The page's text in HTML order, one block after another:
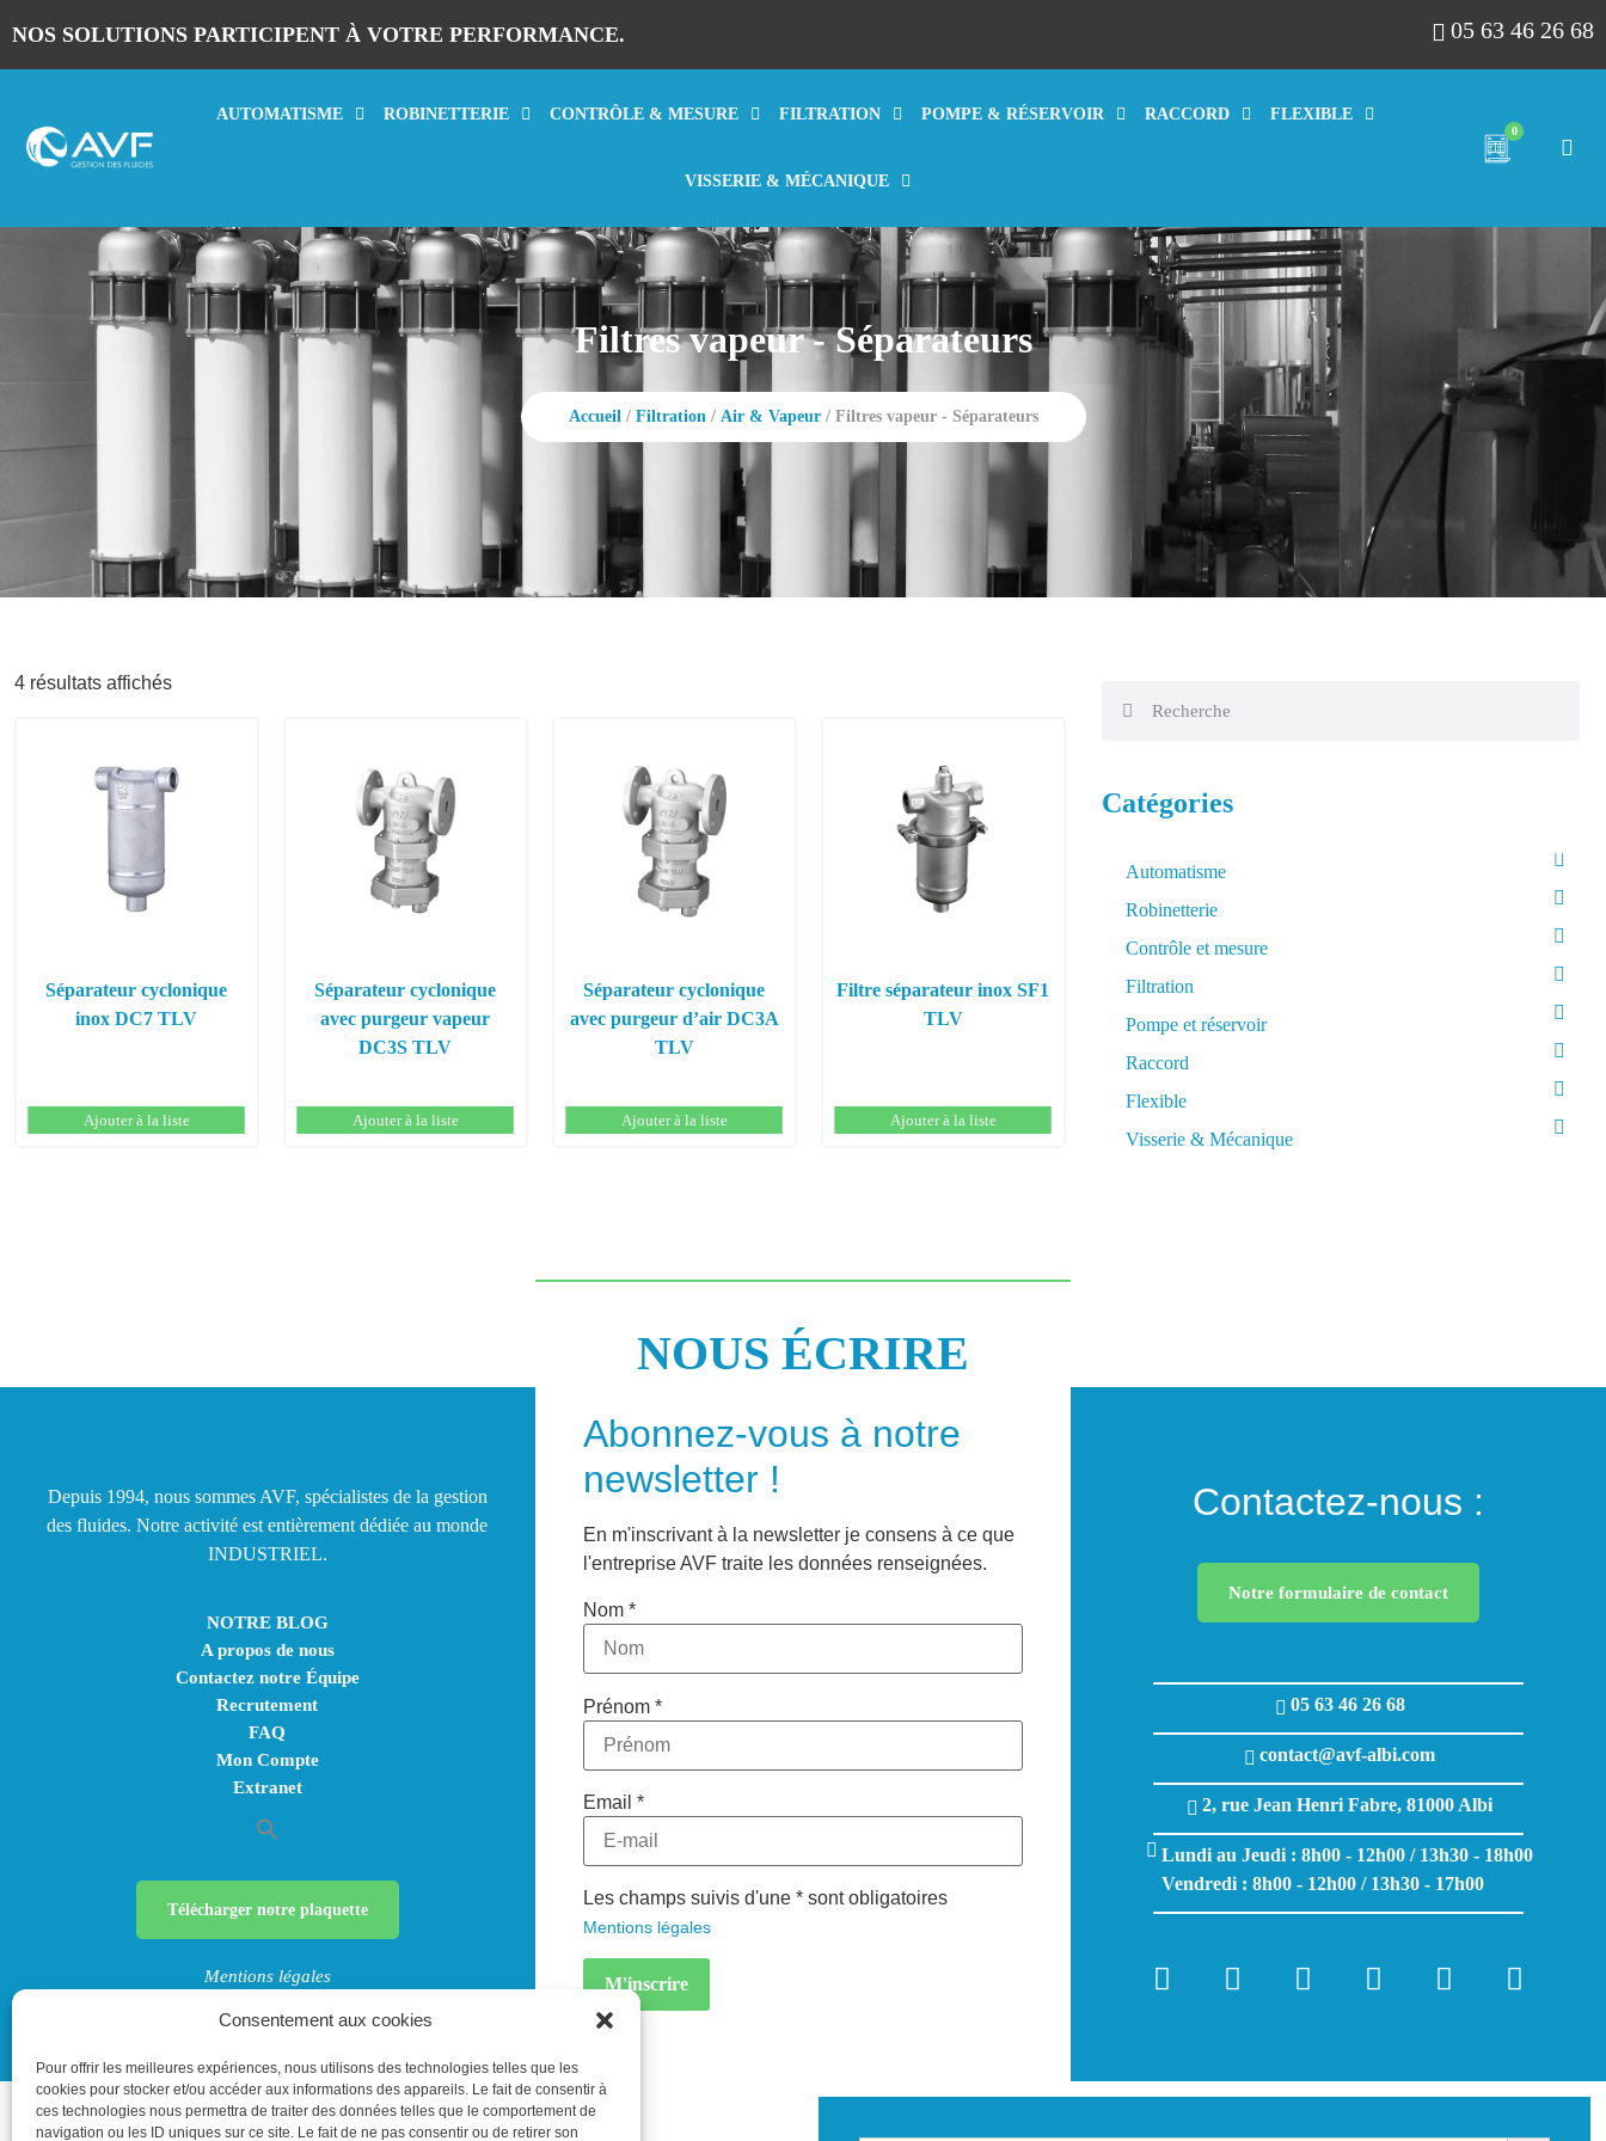
Consentement aux cookies
Pour offrir les meilleures expériences, nous utilisons des technologies telles que les
cookies pour stocker et/ou accéder aux informations des appareils. Le fait de consentir à
ces technologies nous permettra de traiter des données telles que le comportement de
navigation ou les ID uniques sur ce site. Le fait de ne pas consentir ou de retirer son
NOS SOLUTIONS PARTICIPENT À VOTRE PERFORMANCE. 05 63 46 26 68
AUTOMATISME ROBINETTERIE CONTRÔLE & MESURE FILTRATION POMPE & RÉSERVOIR RACCORD FLEXIBLE
VISSERIE & MÉCANIQUE
0
Filtres vapeur - Séparateurs
Accueil/ Filtration/ Air & Vapeur/ Filtres vapeur - Séparateurs
4 résultats affichés
Séparateur cyclonique
inox DC7 TLV
Ajouter à la liste
Séparateur cyclonique
avec purgeur vapeur
DC3S TLV
Ajouter à la liste
Séparateur cyclonique
avec purgeur d’air DC3A
TLV
Ajouter à la liste
Filtre séparateur inox SF1
TLV
Ajouter à la liste
Catégories
Automatisme
Robinetterie
Contrôle et mesure
Filtration
Pompe et réservoir
Raccord
Flexible
Visserie & Mécanique
Depuis 1994, nous sommes AVF, spécialistes de la gestion
des fluides. Notre activité est entièrement dédiée au monde
INDUSTRIEL.
NOTRE BLOG
A propos de nous
Contactez notre Équipe
Recrutement
FAQ
Mon Compte
Extranet
Télécharger notre plaquette
Mentions légales
Politique de cookies (UE)
NOUS ÉCRIRE
Abonnez-vous à notre
newsletter !
En m'inscrivant à la newsletter je consens à ce que
l'entreprise AVF traite les données renseignées.
Nom *
Prénom *
Email *
Les champs suivis d'une * sont obligatoires
Mentions légales
Contactez-nous :
Notre formulaire de contact
05 63 46 26 68
contact@avf-albi.com
2, rue Jean Henri Fabre, 81000 Albi
Lundi au Jeudi : 8h00 - 12h00 / 13h30 - 18h00
Vendredi : 8h00 - 12h00 / 13h30 - 17h00
Search